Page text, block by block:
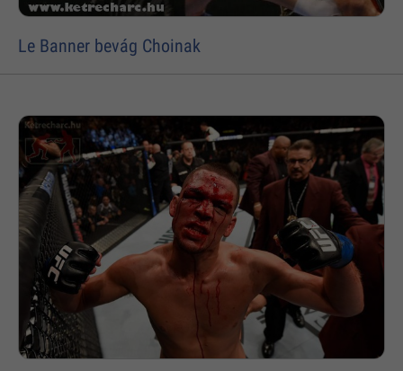
Le Banner bevág Choinak